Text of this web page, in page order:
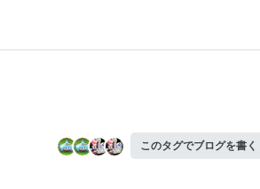
このタグでブログを書く